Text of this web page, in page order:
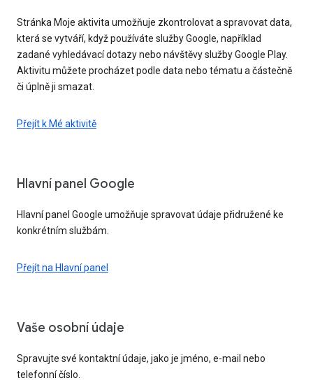
Stránka Moje aktivita umožňuje zkontrolovat a spravovat data,
která se vytváří, když používáte služby Google, například
zadané vyhledávací dotazy nebo návštěvy služby Google Play.
Aktivitu můžete procházet podle data nebo tématu a částečně
či úplně ji smazat.
Přejít k Mé aktivitě
Hlavní panel Google
Hlavní panel Google umožňuje spravovat údaje přidružené ke
konkrétním službám.
Přejít na Hlavní panel
Vaše osobní údaje
Spravujte své kontaktní údaje, jako je jméno, e-mail nebo
telefonní číslo.